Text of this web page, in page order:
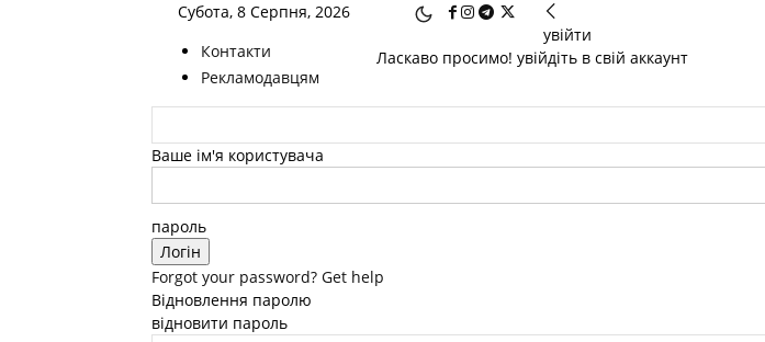
Субота, 8 Серпня, 2026
Контакти
Рекламодавцям
увійти
Ласкаво просимо! увійдіть в свій аккаунт
Ваше ім'я користувача
пароль
Forgot your password? Get help
Відновлення паролю
відновити пароль